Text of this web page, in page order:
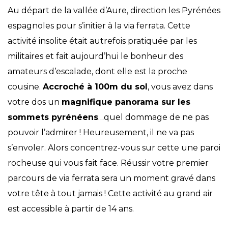
Au départ de la vallée d’Aure, direction les Pyrénées
espagnoles pour s’initier à la via ferrata. Cette
activité insolite était autrefois pratiquée par les
militaires et fait aujourd’hui le bonheur des
amateurs d’escalade, dont elle est la proche
cousine. Accroché à 100m du sol, vous avez dans
votre dos un magnifique panorama sur les
sommets pyrénéens…quel dommage de ne pas
pouvoir l’admirer ! Heureusement, il ne va pas
s’envoler. Alors concentrez-vous sur cette une paroi
rocheuse qui vous fait face. Réussir votre premier
parcours de via ferrata sera un moment gravé dans
votre tête à tout jamais ! Cette activité au grand air
est accessible à partir de 14 ans.